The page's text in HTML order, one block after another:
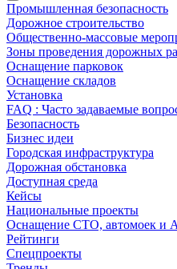
Промышленная безопасность
Дорожное строительство
Общественно‑массовые
Зоны проведения дорожных
Оснащение парковок
Оснащение складов
Установка
FAQ : Часто задаваемые
Безопасность
Бизнес идеи
Городская инфраструктура
Дорожная обстановка
Доступная среда
Кейсы
Национальные проекты
Оснащение СТО, автомоек и
Рейтинги
Спецпроекты